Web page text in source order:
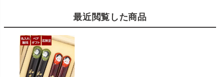
最近閲覧した商品